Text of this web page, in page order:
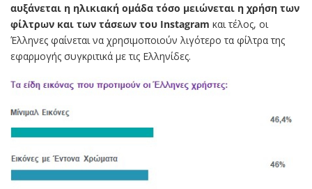
αυξάνεται η ηλικιακή ομάδα τόσο μειώνεται η χρήση των
φίλτρων και των τάσεων του Instagram και τέλος, οι
Έλληνες φαίνεται να χρησιμοποιούν λιγότερο τα φίλτρα της
εφαρμογής συγκριτικά με τις Ελληνίδες.